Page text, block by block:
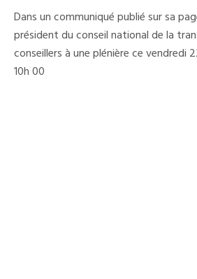
À
Une
Dans un communiqué publié sur sa
président du conseil national de la
conseillers à une plénière ce vendredi
10h 00